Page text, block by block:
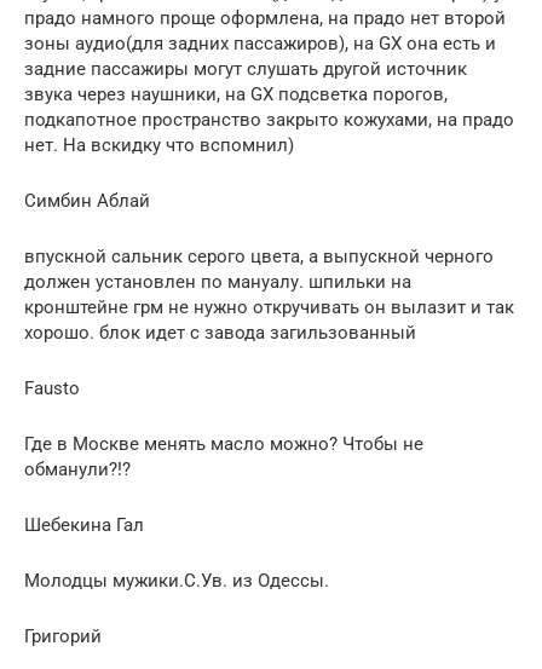
прадо намного проще оформлена, на прадо нет второй
зоны аудио(для задних пассажиров), на GX она есть и
задние пассажиры могут слушать другой источник
звука через наушники, на GX подсветка порогов,
подкапотное пространство закрыто кожухами, на прадо
нет. На вскидку что вспомнил)
Симбин Аблай
впускной сальник серого цвета, а выпускной черного
должен установлен по мануалу. шпильки на
кронштейне грм не нужно откручивать он вылазит и так
хорошо. блок идет с завода загильзованный
Fausto
Где в Москве менять масло можно? Чтобы не
обманули?!?
Шебекина Гал
Молодцы мужики.С.Ув. из Одессы.
Григорий